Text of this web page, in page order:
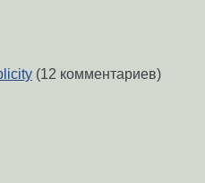
(12 комментариев)